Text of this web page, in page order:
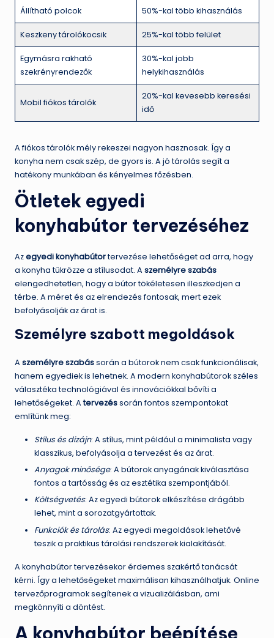
Állítható polcok 50%-kal több kihasználás
Keszkeny tárolókocsik 25%-kal több felület
Egymásra rakható
szekrényrendezők
30%-kal jobb
helykihasználás
Mobil fiókos tárolók
20%-kal kevesebb keresési
idő
A fiókos tárolók mély rekeszei nagyon hasznosak. Így a
konyha nem csak szép, de gyors is. A jó tárolás segít a
hatékony munkában és kényelmes főzésben.
Ötletek egyedi
konyhabútor tervezéséhez
Azegyedi konyhabútortervezése lehetőséget ad arra, hogy
a konyha tükrözze a stílusodat. A személyre szabás
elengedhetetlen, hogy a bútor tökéletesen illeszkedjen a
térbe. A méret és az elrendezés fontosak, mert ezek
befolyásolják az árat is.
Személyre szabott megoldások
A személyre szabássorán a bútorok nem csak funkcionálisak,
hanem egyediek is lehetnek. A modern konyhabútorok széles
választéka technológiával és innovációkkal bővíti a
lehetőségeket. Atervezéssorán fontos szempontokat
említünk meg:
Stílus és dizájn: A stílus, mint például a minimalista vagy
klasszikus, befolyásolja a tervezést és az árat.
Anyagok minősége: A bútorok anyagának kiválasztása
fontos a tartósság és az esztétika szempontjából.
Költségvetés: Az egyedi bútorok elkészítése drágább
lehet, mint a sorozatgyártottak.
Funkciók és tárolás: Az egyedi megoldások lehetővé
teszik a praktikus tárolási rendszerek kialakítását.
A konyhabútor tervezésekor érdemes szakértő tanácsát
kérni. Így a lehetőségeket maximálisan kihasználhatjuk. Online
tervezőprogramok segítenek a vizualizálásban, ami
megkönnyíti a döntést.
A konyhabútor beépítése